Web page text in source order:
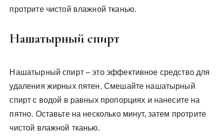
протрите чистой влажной тканью.
Нашатырный спирт
Нашатырный спирт – это эффективное средство для
удаления жирных пятен. Смешайте нашатырный
спирт с водой в равных пропорциях и нанесите на
пятно. Оставьте на несколько минут, затем протрите
чистой влажной тканью.